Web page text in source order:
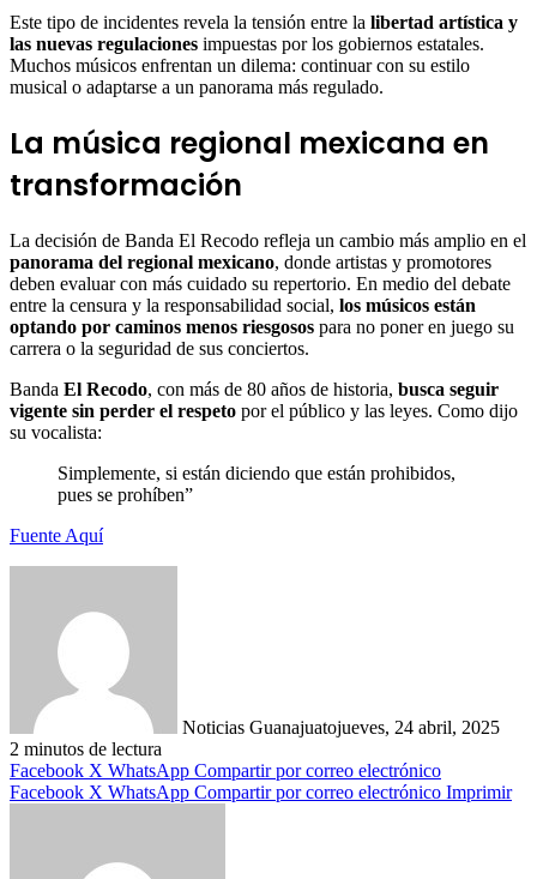
Este tipo de incidentes revela la tensión entre la libertad artística y
las nuevas regulaciones impuestas por los gobiernos estatales.
Muchos músicos enfrentan un dilema: continuar con su estilo
musical o adaptarse a un panorama más regulado.
La música regional mexicana en
transformación
La decisión de Banda El Recodo refleja un cambio más amplio en el
panorama del regional mexicano, donde artistas y promotores
deben evaluar con más cuidado su repertorio. En medio del debate
entre la censura y la responsabilidad social, los músicos están
optando por caminos menos riesgosos para no poner en juego su
carrera o la seguridad de sus conciertos.
Banda El Recodo, con más de 80 años de historia, busca seguir
vigente sin perder el respeto por el público y las leyes. Como dijo
su vocalista:
Simplemente, si están diciendo que están prohibidos,
pues se prohíben”
Fuente Aquí
Noticias Guanajuatojueves, 24 abril, 2025
2 minutos de lectura
Facebook X WhatsApp Compartir por correo electrónico
Facebook X WhatsApp Compartir por correo electrónico Imprimir